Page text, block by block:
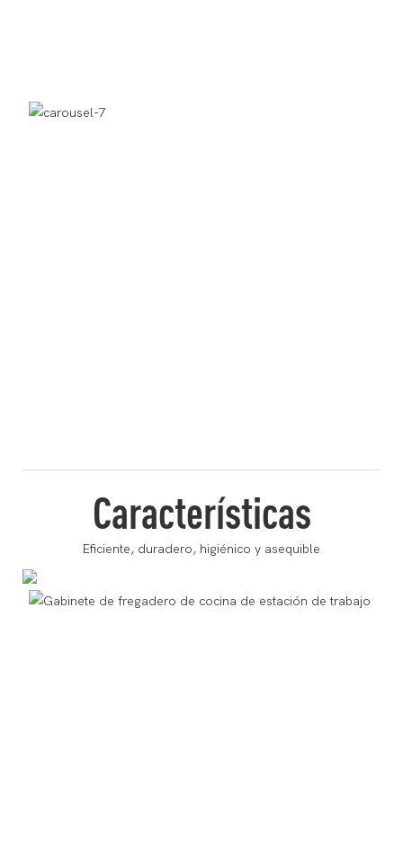
Características
Eficiente, duradero, higiénico y asequible